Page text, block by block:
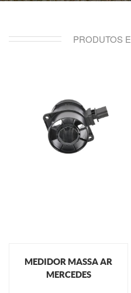
PRODUTOS
MEDIDOR MASSA AR
MERCEDES